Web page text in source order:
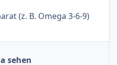
(z. B. Omega 3-6-9): 9%
sehen